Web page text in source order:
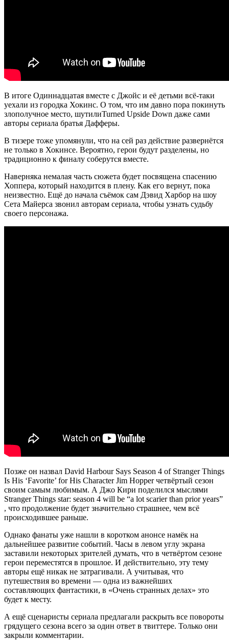
В итоге Одиннадцатая вместе с Джойс и её детьми всё-таки
уехали из городка Хокинс. О том, что им давно пора покинуть
злополучное место, шутилиTurned Upside Down даже сами
авторы сериала братья Дафферы.
В тизере тоже упомянули, что на сей раз действие развернётся
не только в Хокинсе. Вероятно, герои будут разделены, но
традиционно к финалу соберутся вместе.
Наверняка немалая часть сюжета будет посвящена спасению
Хоппера, который находится в плену. Как его вернут, пока
неизвестно. Ещё до начала съёмок сам Дэвид Харбор на шоу
Сета Майерса звонил авторам сериала, чтобы узнать судьбу
своего персонажа.
Позже он назвал David Harbour Says Season 4 of Stranger Things
Is His ‘Favorite’ for His Character Jim Hopperчетвёртый сезон
своим самым любимым. А Джо Кири поделился мыслями
Stranger Things star: season 4 will be “a lot scarier than prior years”
, что продолжение будет значительно страшнее, чем всё
происходившее раньше.
Однако фанаты уже нашли в коротком анонсе намёк на
дальнейшее развитие событий. Часы в левом углу экрана
заставили некоторых зрителей думать, что в четвёртом сезоне
герои переместятся в прошлое. И действительно, эту тему
авторы ещё никак не затрагивали. А учитывая, что
путешествия во времени — одна из важнейших
составляющих фантастики, в «Очень странных делах» это
будет к месту.
А ещё сценаристы сериала предлагали раскрыть все повороты
грядущего сезона всего за один ответ в твиттере. Только они
закрыли комментарии.